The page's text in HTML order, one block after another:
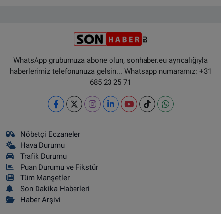
WhatsApp grubumuza abone olun, sonhaber.eu ayrıcalığıyla
haberlerimiz telefonunuza gelsin... Whatsapp numaramız: +31
685 23 25 71
Nöbetçi Eczaneler
Hava Durumu
Trafik Durumu
Puan Durumu ve Fikstür
Tüm Manşetler
Son Dakika Haberleri
Haber Arşivi